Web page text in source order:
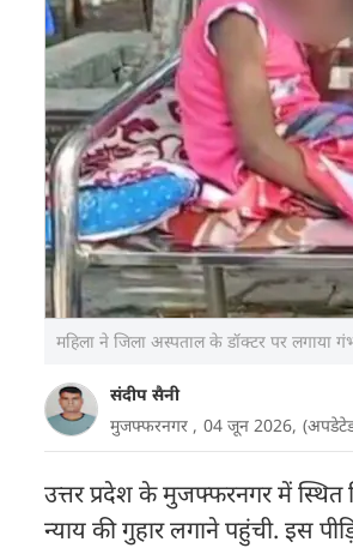
महिला ने जिला अस्पताल के डॉक्टर पर
संदीप सैनी
मुजफ्फरनगर , 04 जून 2026,
उत्तर प्रदेश के मुजफ्फरनगर में
न्याय की गुहार लगाने पहुंची. इस